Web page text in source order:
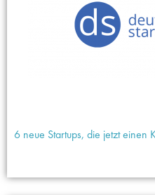
6 neue Startups, die jetzt einen